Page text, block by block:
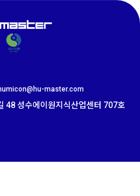
master.com​
48성수에이원지식산업센터 707호